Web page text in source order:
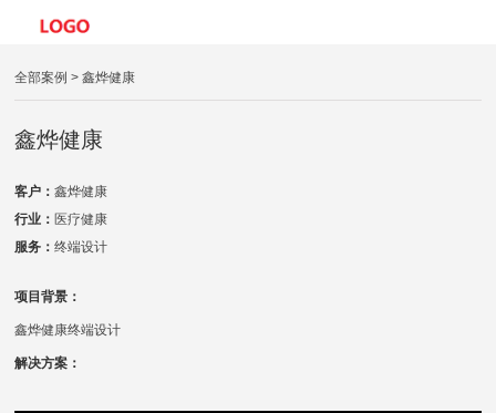
全部案例 > 鑫烨健康
鑫烨健康
客户：鑫烨健康
行业： 医疗健康
服务：终端设计
项目背景：
鑫烨健康终端设计
解决方案：